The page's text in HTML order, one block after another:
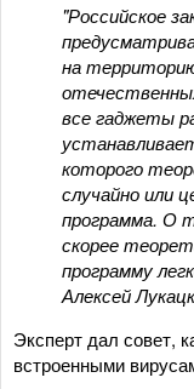
"Российское
на
все гаджеты
которого
случайно или
программа. О
скорее
программу
Алексей
Эксперт дал совет,
встроенными